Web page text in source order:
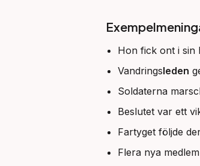
Hon fick ont i sin
Vandringsleden
Soldaterna
Beslutet var ett
Fartyget följde
Flera nya